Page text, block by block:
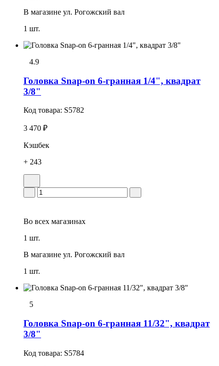
В магазине ул. Рогожский вал
1 шт.
4.9
Головка Snap-on 6-гранная 1/4", квадрат
3/8"
Код товара: S5782
3 470 ₽
Кэшбек
+ 243
Во всех магазинах
1 шт.
В магазине ул. Рогожский вал
1 шт.
5
Головка Snap-on 6-гранная 11/32", квадрат
3/8"
Код товара: S5784